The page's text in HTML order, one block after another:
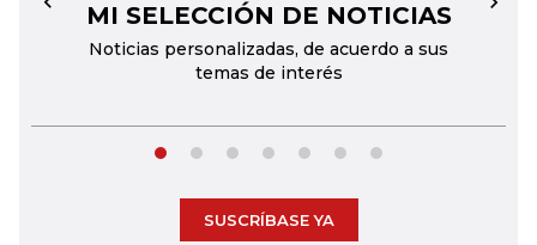
MI SELECCIÓN DE NOTICIAS
Noticias personalizadas, de acuerdo a sus
temas de interés
← →
SUSCRÍBASE YA